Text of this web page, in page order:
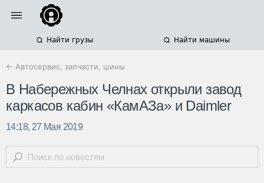
Найти грузы Найти машины
← Автосервис, запчасти, шины
В Набережных Челнах открыли завод
каркасов кабин «КамАЗа» и Daimler
14:18, 27 Мая 2019